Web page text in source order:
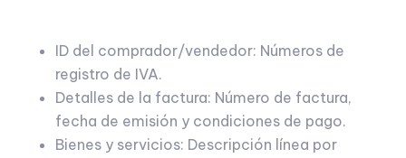
ID del comprador/vendedor: Números de
registro de IVA.
Detalles de la factura: Número de factura,
fecha de emisión y condiciones de pago.
Bienes y servicios: Descripción línea por